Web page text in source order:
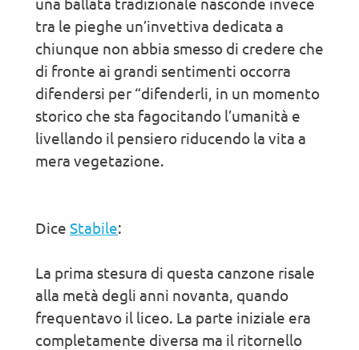
tra le pieghe un’invettiva dedicata a
chiunque non abbia smesso di credere che
di fronte ai grandi sentimenti occorra
difendersi per “difenderli, in un momento
storico che sta fagocitando l’umanità e
livellando il pensiero riducendo la vita a
mera vegetazione.
Dice Stabile:
La prima stesura di questa canzone risale
alla metà degli anni novanta, quando
frequentavo il liceo. La parte iniziale era
completamente diversa ma il ritornello